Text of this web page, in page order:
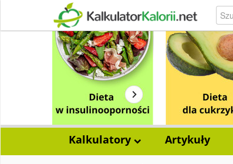
Kalkulatory Artykuły